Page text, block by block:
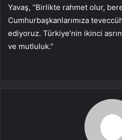
Yavaş, “Birlikte rahmet olur,
Cumhurbaşkanlarımıza
ediyoruz. Türkiye’nin ikinci
ve mutluluk.”